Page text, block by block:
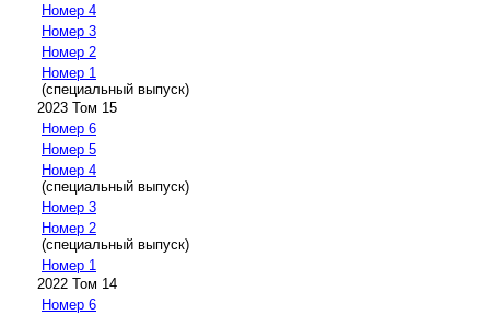
Номер 4
Номер 3
Номер 2
Номер 1
(специальный выпуск)
2023 Том 15
Номер 6
Номер 5
Номер 4
(специальный выпуск)
Номер 3
Номер 2
(специальный выпуск)
Номер 1
2022 Том 14
Номер 6